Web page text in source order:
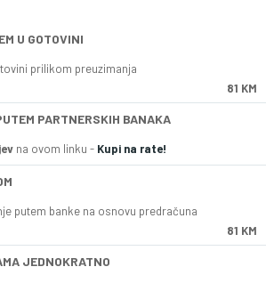
U GOTOVINI
prilikom preuzimanja
81 KM
PARTNERSKIH BANAKA
na ovom linku - Kupi na rate!
putem banke na osnovu predračuna
81 KM
JEDNOKRATNO